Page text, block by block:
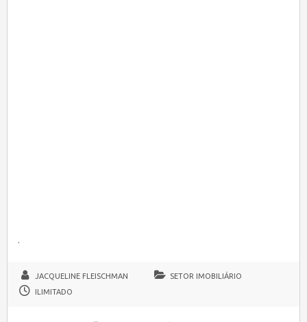
.
JACQUELINE FLEISCHMAN
SETOR IMOBILIÁRIO
ILIMITADO